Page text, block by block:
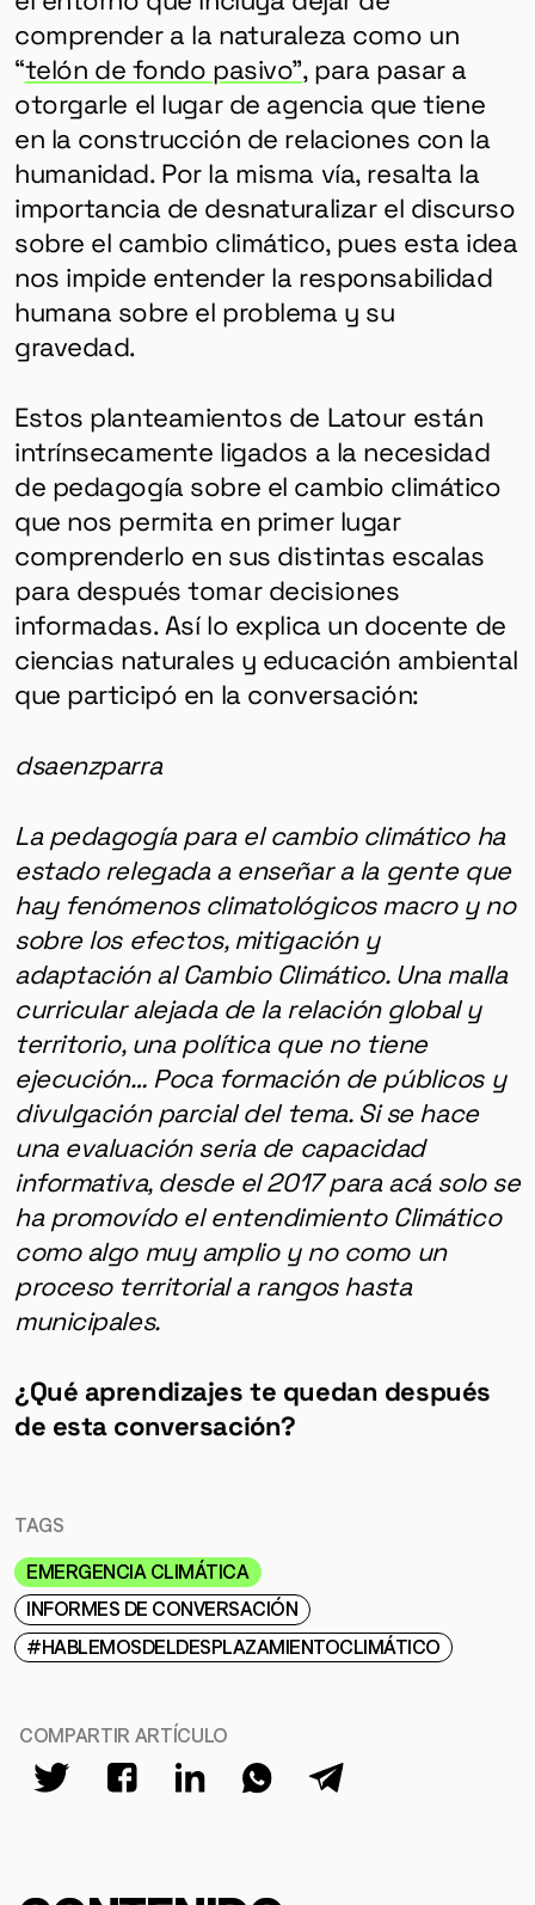
GÉNERO
DERECHOS HUMANOS
SALUD MENTAL
EMERGENCIA CLIMÁTICA
HERRAMIENTAS
SOBRE MUTANTE
DONACIONES
ESPECIALES
comprender a la naturaleza como un
“telón de fondo pasivo”, para pasar a
otorgarle el lugar de agencia que tiene
en la construcción de relaciones con la
humanidad. Por la misma vía, resalta la
importancia de desnaturalizar el discurso
sobre el cambio climático, pues esta idea
nos impide entender la responsabilidad
humana sobre el problema y su
gravedad.
Estos planteamientos de Latour están
intrínsecamente ligados a la necesidad
de pedagogía sobre el cambio climático
que nos permita en primer lugar
comprenderlo en sus distintas escalas
para después tomar decisiones
informadas. Así lo explica un docente de
ciencias naturales y educación ambiental
que participó en la conversación:
dsaenzparra
La pedagogía para el cambio climático ha
estado relegada a enseñar a la gente que
hay fenómenos climatológicos macro y no
sobre los efectos, mitigación y
adaptación al Cambio Climático. Una malla
curricular alejada de la relación global y
territorio, una política que no tiene
ejecución… Poca formación de públicos y
divulgación parcial del tema. Si se hace
una evaluación seria de capacidad
informativa, desde el 2017 para acá solo se
ha promovído el entendimiento Climático
como algo muy amplio y no como un
proceso territorial a rangos hasta
municipales.
¿Qué aprendizajes te quedan después
de esta conversación?
TAGS
EMERGENCIA CLIMÁTICA
INFORMES DE CONVERSACIÓN
#HABLEMOSDELDESPLAZAMIENTOCLIMÁTICO
COMPARTIR ARTÍCULO